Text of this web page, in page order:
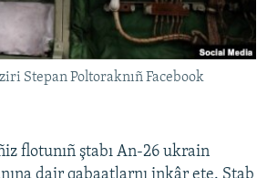
Stepan Poltoraknıñ Facebook
flotunıñ ştabı An-26 ukrain